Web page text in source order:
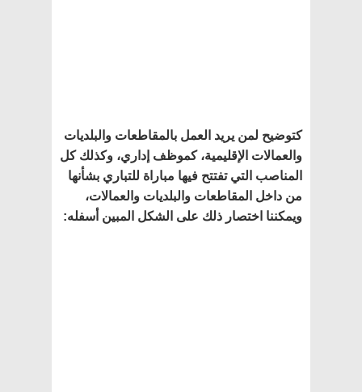
كتوضيح لمن يريد العمل بالمقاطعات والبلديات
والعمالات الإقليمية، كموظف إداري، وكذلك كل
المناصب التي تفتتح فيها مباراة للتباري بشأنها
من داخل المقاطعات والبلديات والعمالات،
ويمكننا اختصار ذلك على الشكل المبين أسفله: